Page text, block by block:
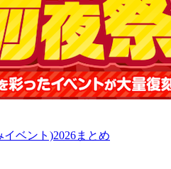
ベント)2026まとめ